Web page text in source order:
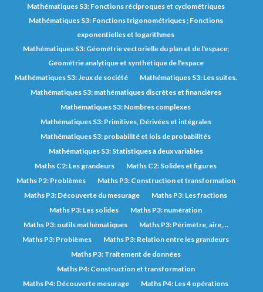
Mathématiques S3: Fonctions réciproques et cyclométriques
Mathématiques S3: Fonctions trigonométriques ; Fonctions
exponentielles et logarithmes
Mathématiques S3: Géométrie vectorielle du plan et de l'espace;
Géométrie analytique et synthétique de l'espace
Mathématiques S3: Jeux de société
Mathématiques S3: Les suites.
Mathématiques S3: mathématiques discrètes et financières
Mathématiques S3: Nombres complexes
Mathématiques S3: Primitives, Dérivées et intégrales
Mathématiques S3: probabilité et lois de probabilités
Mathématiques S3: Statistiques à deux variables
Maths C2: Les grandeurs
Maths C2: Solides et figures
Maths P2: Problèmes
Maths P3: Construction et transformation
Maths P3: Découverte du mesurage
Maths P3: Les fractions
Maths P3: Les solides
Maths P3: numération
Maths P3: outils mathématiques
Maths P3: Périmètre, aire,...
Maths P3: Problèmes
Maths P3: Relation entre les grandeurs
Maths P3: Traitement de données
Maths P4: Construction et transformation
Maths P4: Découverte mesurage
Maths P4: Les 4 opérations